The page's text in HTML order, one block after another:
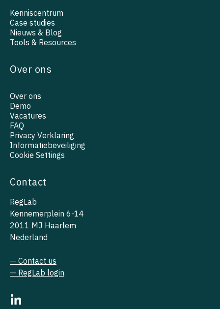
Kenniscentrum
Case studies
Nieuws & Blog
Tools & Resources
Over ons
Over ons
Demo
Vacatures
FAQ
Privacy Verklaring
Informatiebeveiliging
Cookie Settings
Contact
RegLab
Kennemerplein 6-14
2011 MJ Haarlem
Nederland
— Contact us
— RegLab login